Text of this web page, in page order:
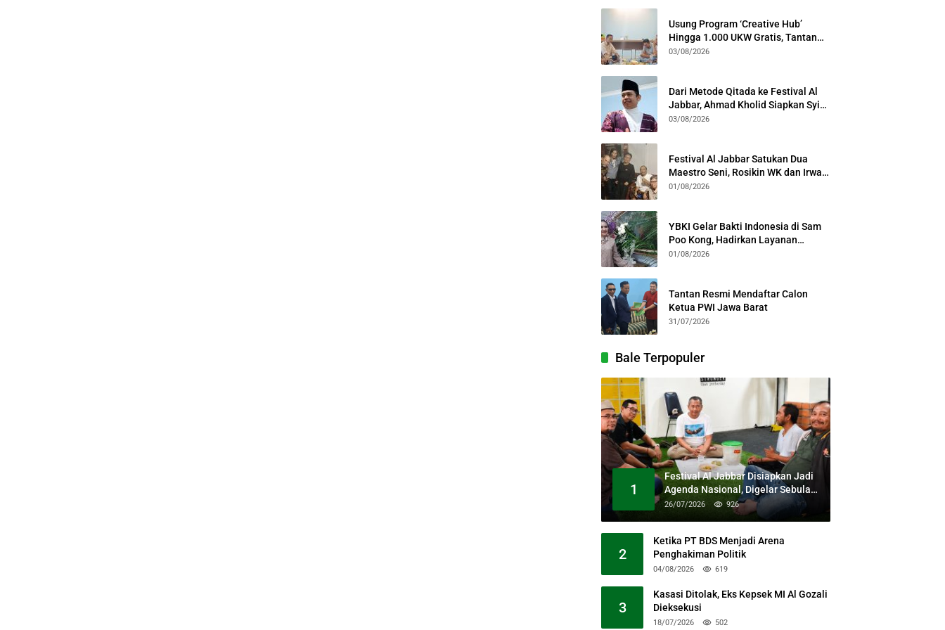
Usung Program ‘Creative Hub’
Hingga 1.000 UKW Gratis, Tantan
Sulthon Paparkan Visi PWI Jabar di
03/08/2026
Dari Metode Qitada ke Festival Al
Jabbar, Ahmad Kholid Siapkan Syiar
Al-Qur’an Lewat Nada
03/08/2026
Festival Al Jabbar Satukan Dua
Maestro Seni, Rosikin WK dan Irwan
Guntari Garap Pertunjukan Kolosal
01/08/2026
YBKI Gelar Bakti Indonesia di Sam
Poo Kong, Hadirkan Layanan
Kesehatan Gratis dan Dialog
01/08/2026
Tantan Resmi Mendaftar Calon
Ketua PWI Jawa Barat
31/07/2026
Bale Terpopuler
1
Festival Al Jabbar Disiapkan Jadi
Agenda Nasional, Digelar Sebulan
Penuh di Kawasan Masjid Raya Al
26/07/2026 926
2
Ketika PT BDS Menjadi Arena
Penghakiman Politik
04/08/2026 619
3
Kasasi Ditolak, Eks Kepsek MI Al Gozali
Dieksekusi
18/07/2026 502